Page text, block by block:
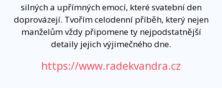
silných a upřímných emocí, které svatební den
doprovázejí. Tvořím celodenní příběh, který nejen
manželům vždy připomene ty nejpodstatnější
detaily jejich výjimečného dne.
https://www.radekvandra.cz